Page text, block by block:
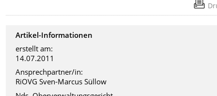
Artikel-Informationen
erstellt am:
14.07.2011
Ansprechpartner/in:
RiOVG Sven-Marcus Süllow